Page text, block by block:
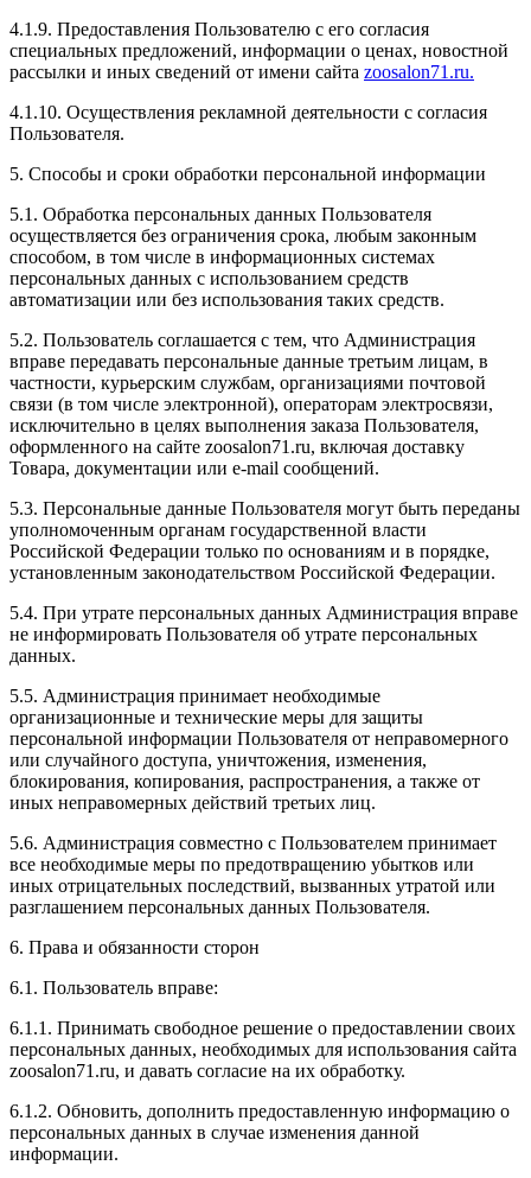
4.1.9. Предоставления Пользователю с его согласия
специальных предложений, информации о ценах, новостной
рассылки и иных сведений от имени сайта zoosalon71.ru.
4.1.10. Осуществления рекламной деятельности с согласия
Пользователя.
5. Способы и сроки обработки персональной информации
5.1. Обработка персональных данных Пользователя
осуществляется без ограничения срока, любым законным
способом, в том числе в информационных системах
персональных данных с использованием средств
автоматизации или без использования таких средств.
5.2. Пользователь соглашается с тем, что Администрация
вправе передавать персональные данные третьим лицам, в
частности, курьерским службам, организациями почтовой
связи (в том числе электронной), операторам электросвязи,
исключительно в целях выполнения заказа Пользователя,
оформленного на сайте zoosalon71.ru, включая доставку
Товара, документации или e-mail сообщений.
5.3. Персональные данные Пользователя могут быть переданы
уполномоченным органам государственной власти
Российской Федерации только по основаниям и в порядке,
установленным законодательством Российской Федерации.
5.4. При утрате персональных данных Администрация вправе
не информировать Пользователя об утрате персональных
данных.
5.5. Администрация принимает необходимые
организационные и технические меры для защиты
персональной информации Пользователя от неправомерного
или случайного доступа, уничтожения, изменения,
блокирования, копирования, распространения, а также от
иных неправомерных действий третьих лиц.
5.6. Администрация совместно с Пользователем принимает
все необходимые меры по предотвращению убытков или
иных отрицательных последствий, вызванных утратой или
разглашением персональных данных Пользователя.
6. Права и обязанности сторон
6.1. Пользователь вправе:
6.1.1. Принимать свободное решение о предоставлении своих
персональных данных, необходимых для использования сайта
zoosalon71.ru, и давать согласие на их обработку.
6.1.2. Обновить, дополнить предоставленную информацию о
персональных данных в случае изменения данной
информации.